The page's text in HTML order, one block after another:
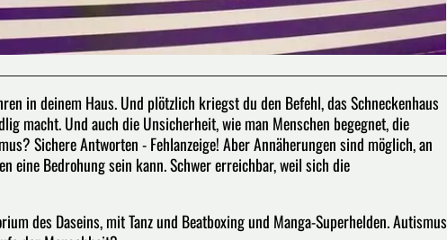
in deinem Haus. Und plötzlich kriegst du den Befehl, das Schneckenhaus
macht. Und auch die Unsicherheit, wie man Menschen begegnet, die
Sichere Antworten - Fehlanzeige! Aber Annäherungen sind möglich, an
eine Bedrohung sein kann. Schwer erreichbar, weil sich die
des Daseins, mit Tanz und Beatboxing und Manga-Superhelden. Autismus